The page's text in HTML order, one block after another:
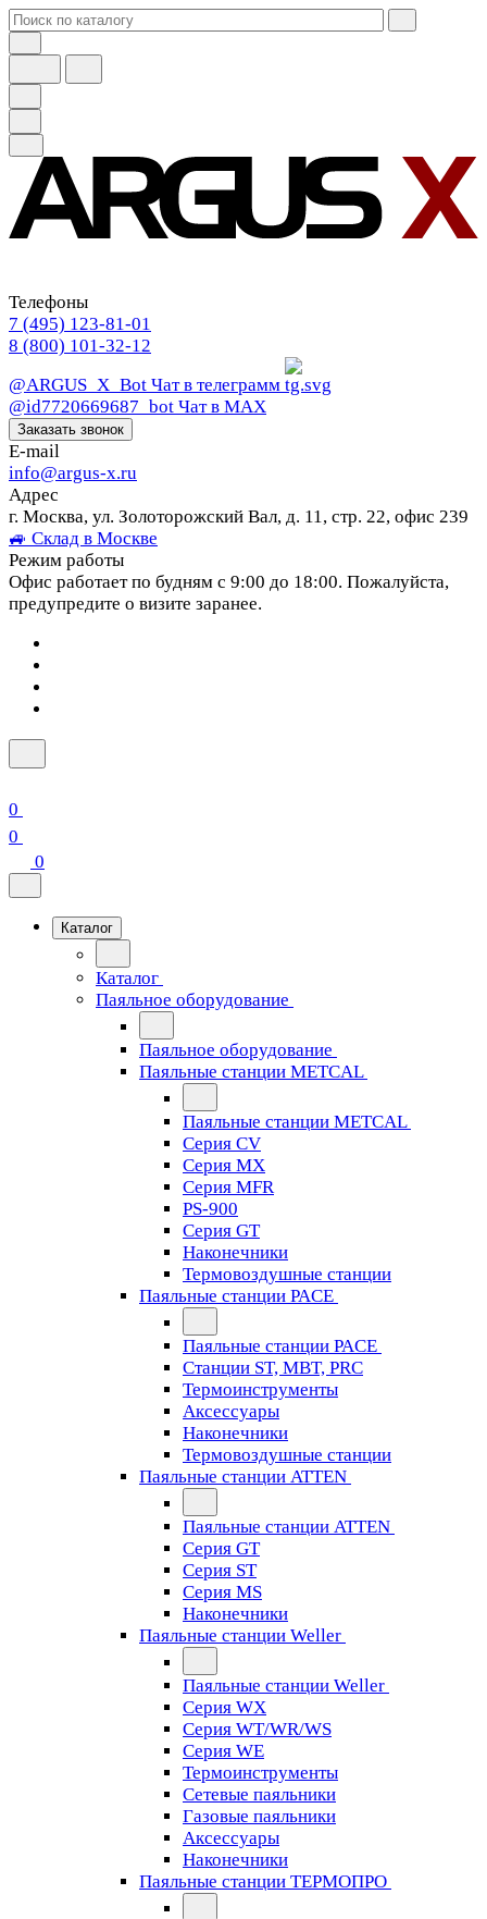
Телефоны
7 (495) 123-81-01
8 (800) 101-32-12
@ARGUS_X_Bot Чат в телеграмм
@id7720669687_bot Чат в МАХ
Заказать звонок
E-mail
info@argus-x.ru
Адрес
г. Москва, ул. Золоторожский Вал, д. 11, стр. 22, офис 239
🚙 Склад в Москве
Режим работы
Офис работает по будням с 9:00 до 18:00. Пожалуйста,
предупредите о визите заранее.
0
0
0
Каталог
Каталог
Паяльное оборудование
Паяльное оборудование
Паяльные станции METCAL
Паяльные станции METCAL
Серия CV
Серия MX
Серия MFR
PS-900
Серия GT
Наконечники
Термовоздушные станции
Паяльные станции PACE
Паяльные станции PACE
Станции ST, MBT, PRC
Термоинструменты
Аксессуары
Наконечники
Термовоздушные станции
Паяльные станции ATTEN
Паяльные станции ATTEN
Серия GT
Серия ST
Серия MS
Наконечники
Паяльные станции Weller
Паяльные станции Weller
Серия WX
Серия WT/WR/WS
Серия WE
Термоинструменты
Сетевые паяльники
Газовые паяльники
Аксессуары
Наконечники
Паяльные станции ТЕРМОПРО